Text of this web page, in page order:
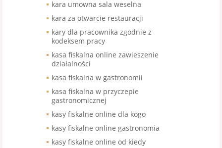
kara umowna sala weselna
kara za otwarcie restauracji
kary dla pracownika zgodnie z
kodeksem pracy
kasa fiskalna online zawieszenie
działalności
kasa fiskalna w gastronomii
kasa fiskalna w przyczepie
gastronomicznej
kasy fiskalne online dla kogo
kasy fiskalne online gastronomia
kasy fiskalne online od kiedy